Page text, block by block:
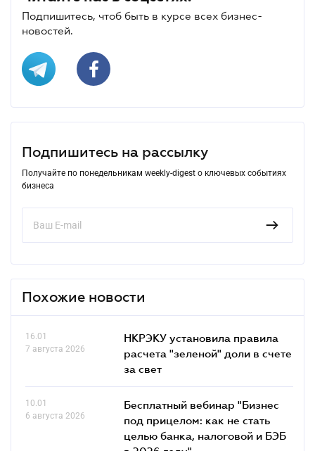
Подпишитесь, чтоб быть в курсе всех бизнес-
новостей.
Подпишитесь на рассылку
Получайте по понедельникам weekly-digest о ключевых событиях
бизнеса
Похожие новости
16.01
7 августа 2026
НКРЭКУ установила правила
расчета "зеленой" доли в счете
за свет
10.01
6 августа 2026
Бесплатный вебинар "Бизнес
под прицелом: как не стать
целью банка, налоговой и БЭБ